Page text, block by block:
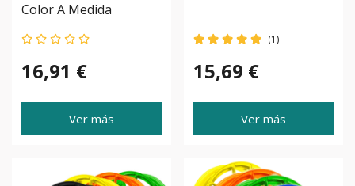
Color A Medida
16,91 €
Ver más
(1)
15,69 €
Ver más